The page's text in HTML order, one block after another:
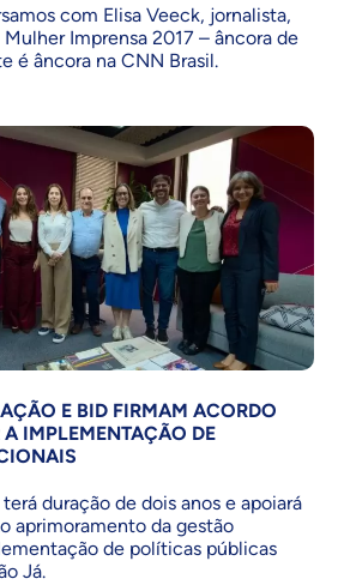
com Elisa Veeck, jornalista,
Imprensa 2017 – âncora de
é âncora na CNN Brasil.
E BID FIRMAM ACORDO
A IMPLEMENTAÇÃO DE
duração de dois anos e apoiará
aprimoramento da gestão
de políticas públicas
Já.